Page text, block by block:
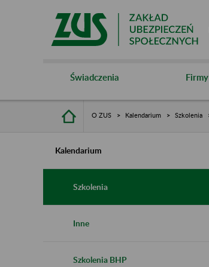
Świadczenia Firmy
O ZUS Kalendarium Szkolenia
Kalendarium
Szkolenia
Inne
Szkolenia BHP